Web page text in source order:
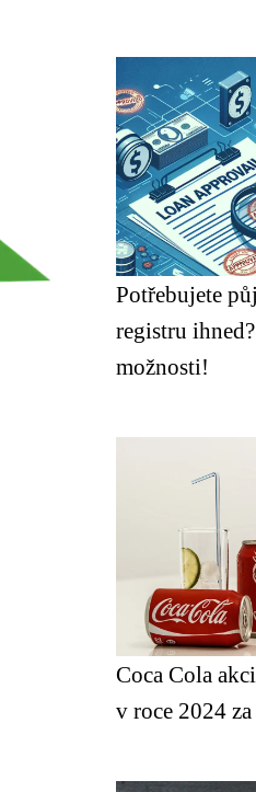
Potřebujete
registru
možnosti!
Coca Cola
v roce 2024 za